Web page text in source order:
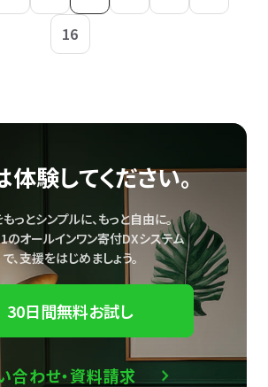
16
体験してください。
っとシンプルに、もっと自由に。
のオールインワン寄付DXシステム
で、支援をはじめましょう。
30日間無料お試し
合わせ・資料請求